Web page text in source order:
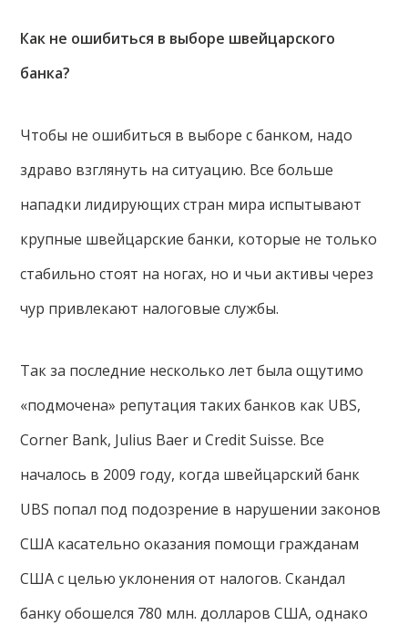
Как не ошибиться в выборе швейцарского
банка?
Чтобы не ошибиться в выборе с банком, надо
здраво взглянуть на ситуацию. Все больше
нападки лидирующих стран мира испытывают
крупные швейцарские банки, которые не только
стабильно стоят на ногах, но и чьи активы через
чур привлекают налоговые службы.
Так за последние несколько лет была ощутимо
«подмочена» репутация таких банков как UBS,
Сorner Bank, Julius Baer и Credit Suisse. Все
началось в 2009 году, когда швейцарский банк
UBS попал под подозрение в нарушении законов
США касательно оказания помощи гражданам
США с целью уклонения от налогов. Скандал
банку обошелся 780 млн. долларов США, однако